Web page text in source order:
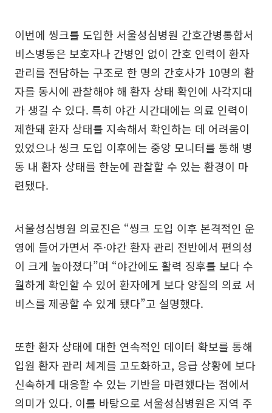
이번에 씽크를 도입한 서울성심병원 간호간병통합서
비스병동은 보호자나 간병인 없이 간호 인력이 환자
관리를 전담하는 구조로 한 명의 간호사가 10명의 환
자를 동시에 관찰해야 해 환자 상태 확인에 사각지대
가 생길 수 있다. 특히 야간 시간대에는 의료 인력이
제한돼 환자 상태를 지속해서 확인하는 데 어려움이
있었으나 씽크 도입 이후에는 중앙 모니터를 통해 병
동 내 환자 상태를 한눈에 관찰할 수 있는 환경이 마
련됐다.
서울성심병원 의료진은 “씽크 도입 이후 본격적인 운
영에 들어가면서 주·야간 환자 관리 전반에서 편의성
이 크게 높아졌다”며 “야간에도 활력 징후를 보다 수
월하게 확인할 수 있어 환자에게 보다 양질의 의료 서
비스를 제공할 수 있게 됐다”고 설명했다.
또한 환자 상태에 대한 연속적인 데이터 확보를 통해
입원 환자 관리 체계를 고도화하고, 응급 상황에 보다
신속하게 대응할 수 있는 기반을 마련했다는 점에서
의미가 있다. 이를 바탕으로 서울성심병원은 지역 주